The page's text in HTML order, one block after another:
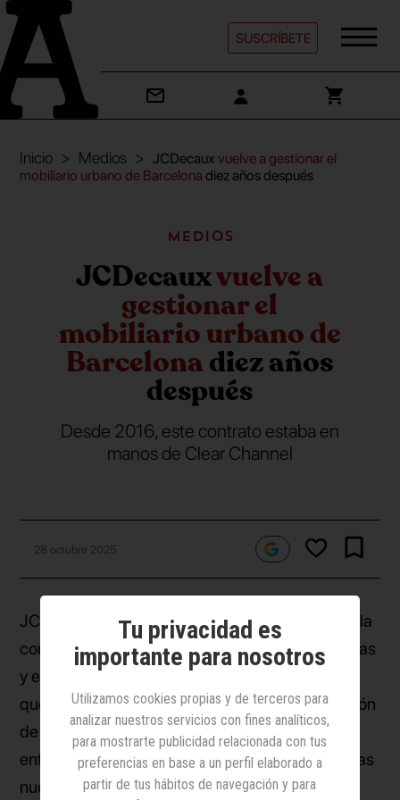
SUSCRÍBETE
Inicio Medios JCDecauxvuelve a gestionar el
mobiliario urbano de Barcelona diez años después
Medios
JCDecauxvuelve a
gestionar el
mobiliario urbano de
Barcelonadiez años
después
Desde 2016, este contrato estaba en
manos de Clear Channel
28 octubre 2025
JCDecaux ha ganado el concurso público para la
comercialización en exclusiva de las marquesinas
y el mobiliario urbano de Barcelona, un contrato
que tendrá una vigencia de diez años (con opción
de prórroga durante otros cuatro) y que incluye,
entre otros servicios, el despliegue de trescientas
nuevas pantallas digitales, lo que multiplica por
Tu privacidad es
importante para nosotros
Utilizamos cookies propias y de terceros para
analizar nuestros servicios con fines analíticos,
para mostrarte publicidad relacionada con tus
preferencias en base a un perfil elaborado a
partir de tus hábitos de navegación y para